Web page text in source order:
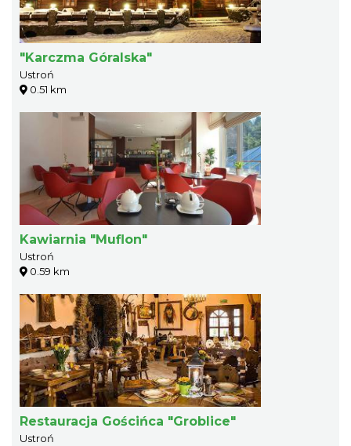
"Karczma Góralska"
Ustroń
0.51 km
Kawiarnia "Muflon"
Ustroń
0.59 km
Restauracja Gościńca "Groblice"
Ustroń